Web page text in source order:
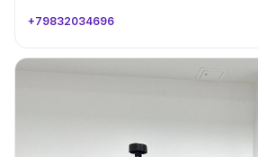
+79832034696